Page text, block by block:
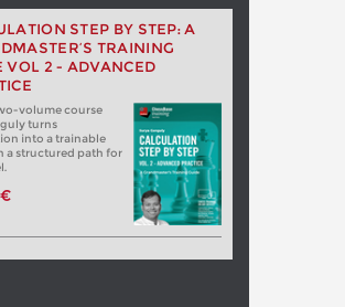
STEP BY STEP: A
TRAINING
VOL 2 - ADVANCED
volume course
turns
into a trainable
a structured path for